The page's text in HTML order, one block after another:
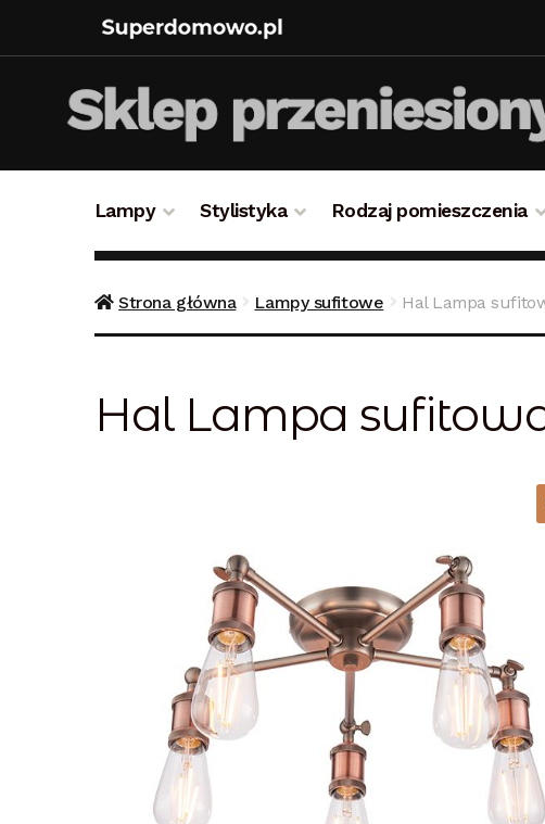
Lampy Stylistyka Rodzaj pomieszczenia
Strona główna Lampy sufitowe Hal Lampa
Hal Lampa